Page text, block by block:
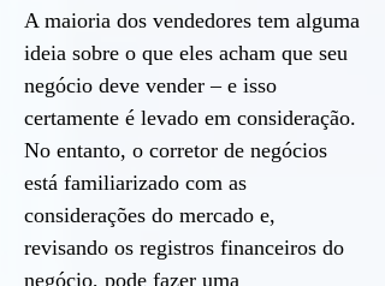
A maioria dos vendedores tem alguma
ideia sobre o que eles acham que seu
negócio deve vender – e isso
certamente é levado em consideração.
No entanto, o corretor de negócios
está familiarizado com as
considerações do mercado e,
revisando os registros financeiros do
negócio, pode fazer uma